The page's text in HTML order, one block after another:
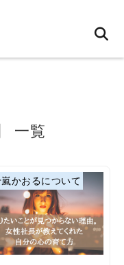
一覧
かおるについて